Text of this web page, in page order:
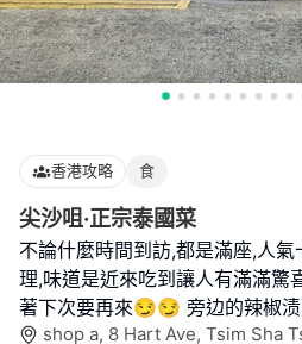
香港攻略 食
尖沙咀·正宗泰國菜
不論什麼時間到訪,都是滿座,人
理,味道是近來吃到讓人有滿滿驚
著下次要再來😏😏 旁边的辣椒
shop a, 8 Hart Ave, Tsim Sha